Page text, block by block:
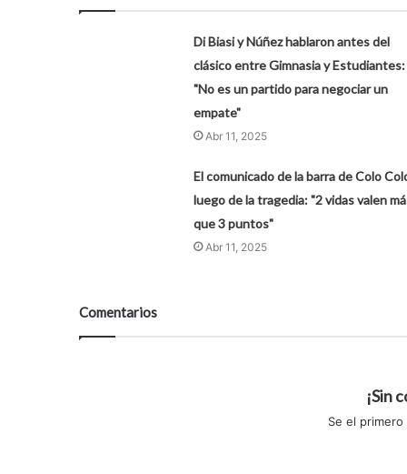
Di Biasi y Núñez hablaron antes del
clásico entre Gimnasia y Estudiantes:
"No es un partido para negociar un
empate"
Abr 11, 2025
El comunicado de la barra de Colo
luego de la tragedia: "2 vidas valen
que 3 puntos"
Abr 11, 2025
Comentarios
¡Sin
Se el